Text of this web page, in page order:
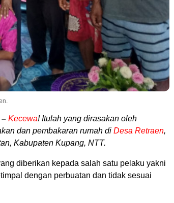
– Kecewa! Itulah yang dirasakan oleh
dan pembakaran rumah di Desa Retraen,
Kabupaten Kupang, NTT.
diberikan kepada salah satu pelaku yakni
dengan perbuatan dan tidak sesuai